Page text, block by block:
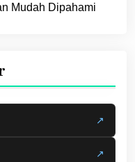
Mudah Dipahami
↗
↗